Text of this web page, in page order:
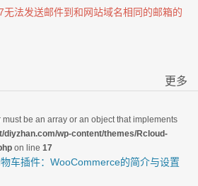
法发送邮件到和网站域名相同的邮箱的
更多
must be an array or an object that implements
diyzhan.com/wp-content/themes/Rcloud-
on line 17
车插件：WooCommerce的简介与设置